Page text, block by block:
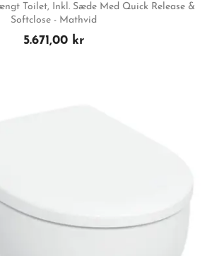
Toilet, Inkl. Sæde Med Quick Release &
Softclose - Mathvid
5.671,00 kr